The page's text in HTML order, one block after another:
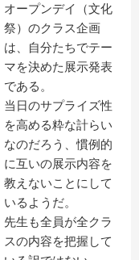
オープンデイ（文化
祭）のクラス企画
は、自分たちでテー
マを決めた展示発表
である。
当日のサプライズ性
を高める粋な計らい
なのだろう、慣例的
に互いの展示内容を
教えないことにして
いるようだ。
先生も全員が全クラ
スの内容を把握して